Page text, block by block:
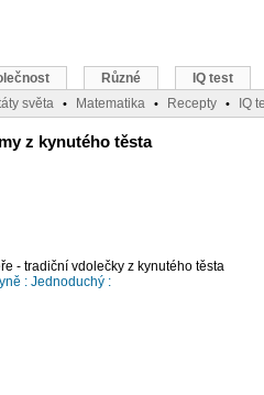
z kynutého těsta
- tradiční vdolečky z kynutého těsta
: Jednoduchý :
Různé IQ test
světa • Matematika • Recepty • IQ